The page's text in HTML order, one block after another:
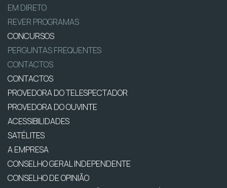
EM DIRETO
REVER PROGRAMAS
CONCURSOS
PERGUNTAS FREQUENTES
CONTACTOS
CONTACTOS
PROVEDORA DO TELESPECTADOR
PROVEDORA DO OUVINTE
ACESSIBILIDADES
SATÉLITES
A EMPRESA
CONSELHO GERAL INDEPENDENTE
CONSELHO DE OPINIÃO